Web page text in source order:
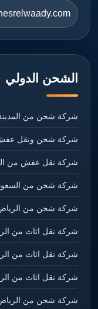
الشحن الدولي
شركة شحن من المدينة
شركة شحن ونقل
شركة نقل عفش من
شركة شحن من
شركة شحن من الرياض
شركة نقل اثاث من
شركة نقل اثاث من
شركة نقل اثاث من
شركة شحن من